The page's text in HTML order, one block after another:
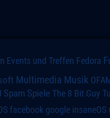
Events und Treffen Fedora
Multimedia Musik
Spam Spiele The 8 Bit Guy
facebook google insaneOS